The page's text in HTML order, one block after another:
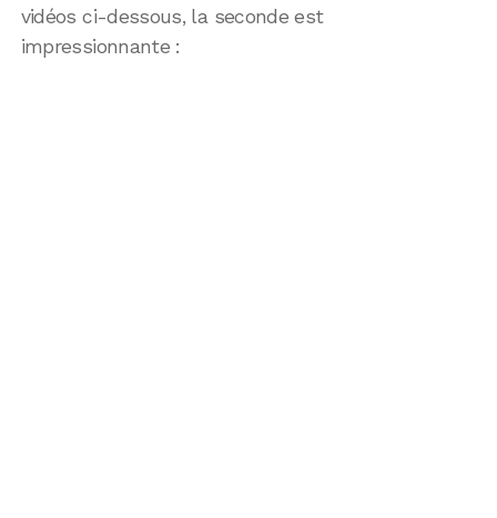
vidéos ci-dessous, la seconde est
impressionnante :